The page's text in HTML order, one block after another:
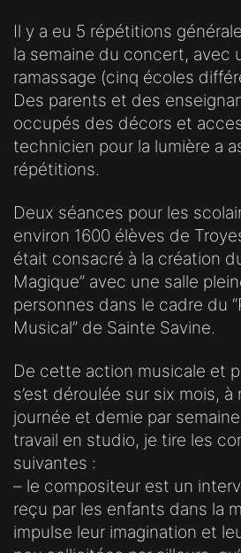
Il y a eu 5 répétitions
la semaine du concert, avec
ramassage (cinq écoles
Des parents et des
occupés des décors et
technicien pour la lumière a
répétitions.
Deux séances pour les
environ 1600 élèves de
était consacré à la création
Magique” avec une salle
personnes dans le cadre du
Musical” de Sainte Savine.
De cette action musicale et
s’est déroulée sur six mois, à
journée et demie par
travail en studio, je tire les
suivantes :
– le compositeur est un
reçu par les enfants dans la
impulse leur imagination et